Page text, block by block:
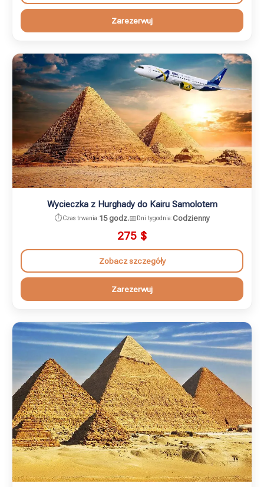
Zarezerwuj
Wycieczka z Hurghady do Kairu Samolotem
⏱️Czas trwania:15 godz.📅Dni tygodnia:Codzienny
275 $
Zobacz szczegóły
Zarezerwuj